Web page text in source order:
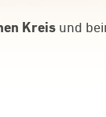
Kreis und